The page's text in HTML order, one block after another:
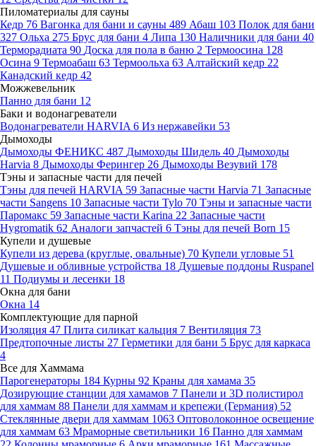
Пиломатериалы для сауны
Кедр 76 Вагонка для бани и сауны 489 Абаш 103 Полок для бани
327 Ольха 275 Брус для бани 4 Липа 130 Наличники для бани 40
Терморадиата 90 Доска для пола в баню 2 Термоосина 128
Осина 9 Термоабаш 63 Термоольха 63 Алтайский кедр 22
Канадский кедр 42
Можжевельник
Панно для бани 12
Баки и водонагреватели
Водонагреватели HARVIA 6 Из нержавейки 53
Дымоходы
Дымоходы ФЕНИКС 487 Дымоходы Шидель 40 Дымоходы
Harvia 8 Дымоходы Ферингер 26 Дымоходы Везувий 178
Тэны и запасные части для печей
Тэны для печей HARVIA 59 Запасные части Harvia 71 Запасные
части Sangens 10 Запасные части Tylo 70 Тэны и запасные части
Паромакс 59 Запасные части Karina 22 Запасные части
Hygromatik 62 Аналоги запчастей 6 Тэны для печей Born 15
Купели и душевые
Купели из дерева (круглые, овальные) 70 Купели угловые 51
Душевые и обливные устройства 18 Душевые поддоны Ruspanel
11 Подиумы и лесенки 18
Окна для бани
Окна 14
Комплектующие для парной
Изоляция 47 Плита силикат кальция 7 Вентиляция 73
Предтопочные листы 27 Герметики для бани 5 Брус для каркаса
4
Все для Хаммама
Парогенераторы 184 Курны 92 Краны для хамама 35
Дозирующие станции для хамамов 7 Панели и 3D полистирол
для хаммам 88 Панели для хаммам и крепежи (Германия) 52
Стеклянные двери для хаммам 1063 Оптоволоконное освещение
для хаммам 63 Мраморные светильники 16 Панно для хаммам